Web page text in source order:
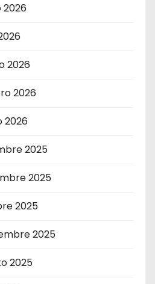
2026
2026
2026
2026
2025
2025
2025
2025
2025